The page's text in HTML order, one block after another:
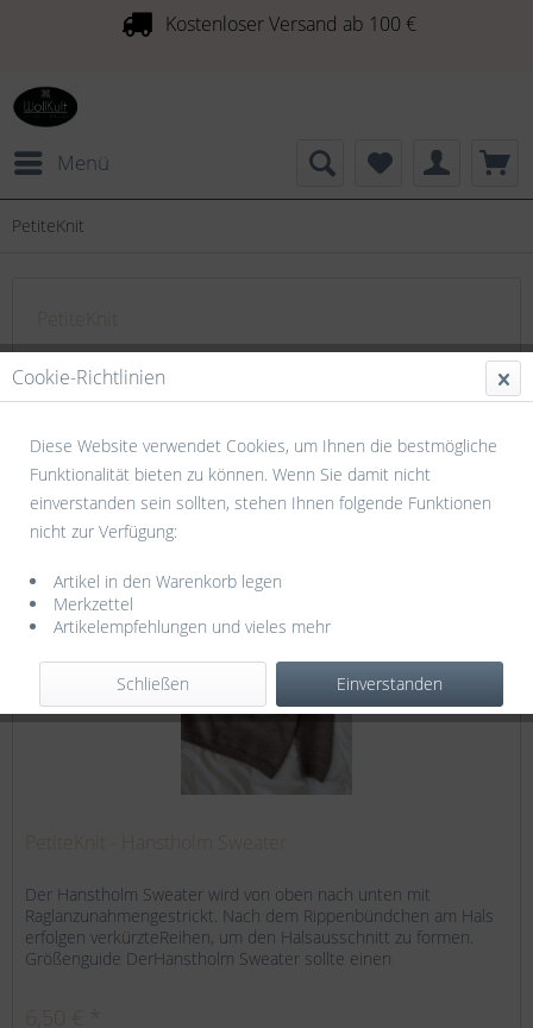
Kostenloser Versand ab 100 €
Menü
PetiteKnit
Wendelboe Okkels, die Strickanleitungen für Frauen, Männer
mehr erfahren »
Der Hanstholm Sweater wird von oben nach unten mit
Raglanzunahmengestrickt. Nach dem Rippenbündchen am Hals
erfolgen verkürzteReihen, um den Halsausschnitt zu formen.
Größenguide DerHanstholm Sweater sollte einen
Cookie-Richtlinien
Diese Website verwendet Cookies, um Ihnen die bestmögliche
Funktionalität bieten zu können. Wenn Sie damit nicht
einverstanden sein sollten, stehen Ihnen folgende Funktionen
nicht zur Verfügung:
Artikel in den Warenkorb legen
Merkzettel
Artikelempfehlungen und vieles mehr
Einverstanden
Schließen